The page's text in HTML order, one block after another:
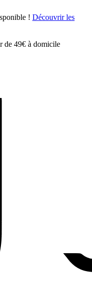
! Découvrir les
de 49€ à domicile